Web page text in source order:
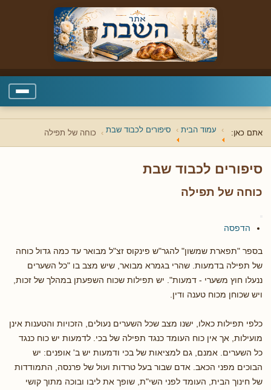
אתם כאן: עמוד הבית סיפורים לכבוד שבת כוחה של תפילה
סיפורים לכבוד שבת
כוחה של תפילה
הדפסה
בספר "תפארת שמשון" להגר"ש פינקוס זצ"ל מבואר עד כמה גדול כוחה
של תפילה בדמעות. שהרי בגמרא מבואר, שיש מצב בו "כל השערים
ננעלו חוץ משערי - דמעות". יש תפילות שכוח השפעתן במהלך של זכות,
ויש שכוחן מכוח טענה ודין.
כלפי תפילות כאלו, ישנו מצב שכל השערים נעולים, הזכויות והטענות אינן
מועילות, אך אין כוח העומד כנגד תפילה של בכי. לדמעות יש כוח כנגד
כל השערים. אמנם, גם למציאות של בכי ודמעות יש ב' אופנים: יש
הבוכים מפני הכאב. אדם שבור בעל טרדות ועול של פרנסה, התמודדות
של חינוך הבית, העומד לפני השי"ת, שופך את ליבו ובוכה מתוך קושי